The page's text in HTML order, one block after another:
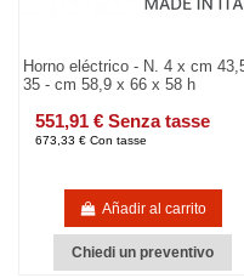
Horno eléctrico - N. 4 x cm
35 - cm 58,9 x 66 x 58 h
551,91 € Senza tasse
673,33 € Con tasse
Añadir al carrito
Chiedi un preventivo